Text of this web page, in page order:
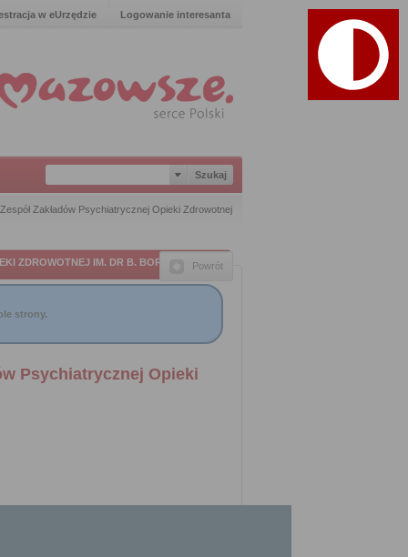
w eUrzędzie Logowanie interesanta
Zakładów Psychiatrycznej Opieki Zdrowotnej
ZDROWOTNEJ IM. DR B. BORZYM SP ZOZ
Powrót
strony.
Psychiatrycznej Opieki